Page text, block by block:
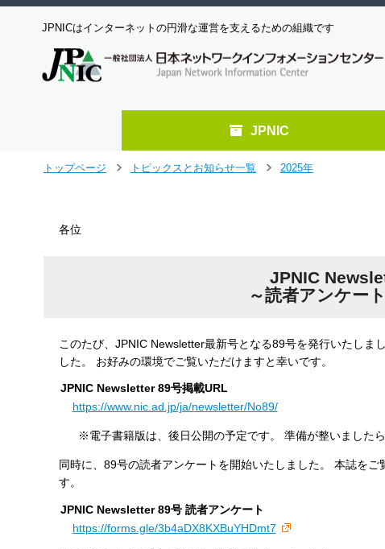
JPNICはインターネットの円滑な運営を支えるための組織です
JPNIC
トップページ
トピックスとお知らせ一覧
2025年
各位
JPNIC
～読者アンケー
このたび、JPNIC Newsletter最新号となる89号を発行いたしま
した。 お好みの環境でご覧いただけますと幸いです。
JPNIC Newsletter 89号掲載URL
https://www.nic.ad.jp/ja/newsletter/No89/
※電子書籍版は、後日公開の予定です。 準備が整いました
同時に、89号の読者アンケートを開始いたしました。 本誌を
す。
JPNIC Newsletter 89号 読者アンケート
https://forms.gle/3b4aDX8KXBuYHDmt7